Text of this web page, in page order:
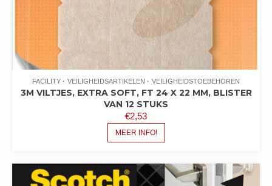
FACILITY VEILIGHEIDSARTIKELEN VEILIGHEIDSTOEBEHOREN
3M VILTJES, EXTRA SOFT, FT 24 X 22 MM, BLISTER
VAN 12 STUKS
€2,53
MEER INFO!